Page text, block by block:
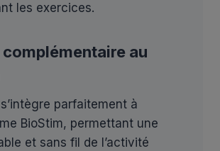
les exercices.
au
s’intègre parfaitement à
BioStim, permettant une
et sans fil de l’activité